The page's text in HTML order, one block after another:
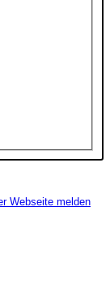
Webseite melden